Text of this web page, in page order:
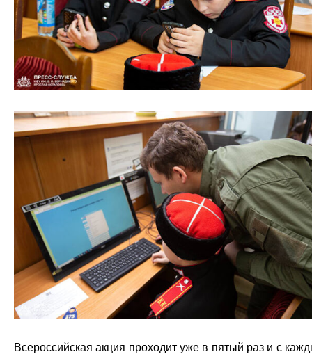
Всероссийская акция проходит уже в пятый раз и с